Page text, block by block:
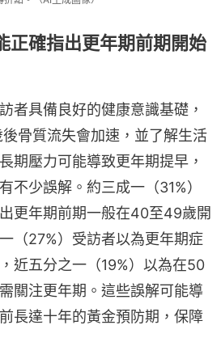
正確指出更年期前期開始
者具備良好的健康意識基礎，
骨質流失會加速，並了解生活
期壓力可能導致更年期提早，
不少誤解。約三成一（31%）
更年期前期一般在40至49歲開
（27%）受訪者以為更年期症
近五分之一（19%）以為在50
關注更年期。這些誤解可能導
長達十年的黃金預防期，保障